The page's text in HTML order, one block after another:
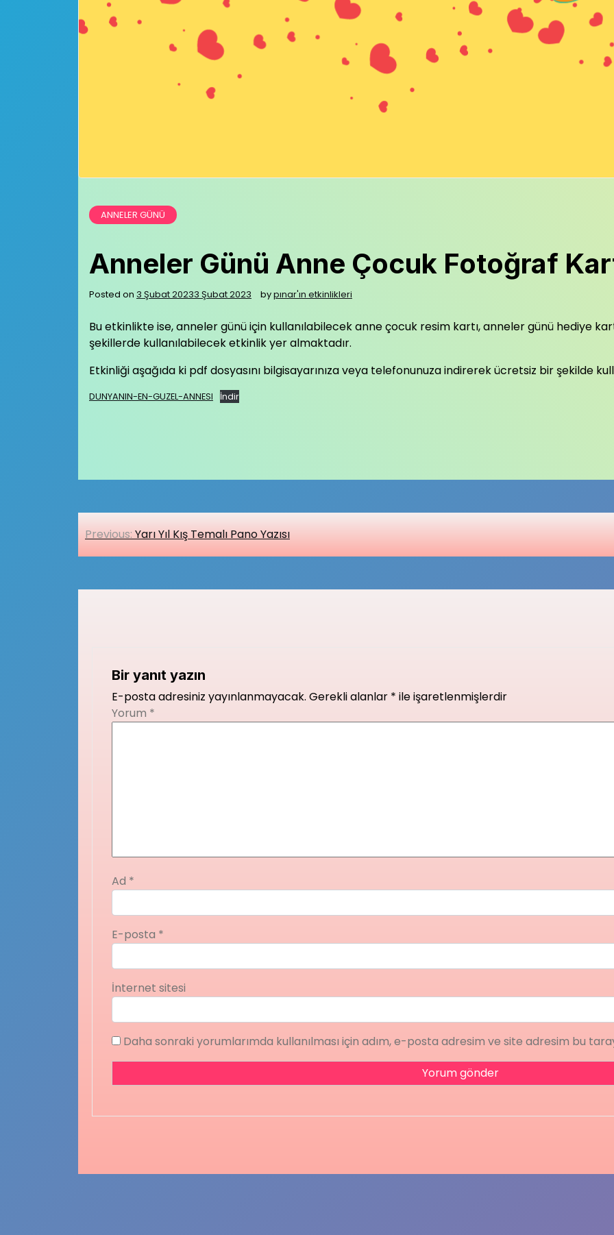
ANNELER GÜNÜ
Anneler Günü Anne Çocuk Fotoğraf
Posted on 3 Şubat 20233 Şubat 2023 bypınar'ın etkinlikleri
Bu etkinlikte ise, anneler günü için kullanılabilecek anne çocuk resim kartı, anneler günü hediye
şekillerde kullanılabilecek etkinlik yer almaktadır.
Etkinliği aşağıda ki pdf dosyasını bilgisayarınıza veya telefonunuza indirerek ücretsiz bir şekilde
DUNYANIN-EN-GUZEL-ANNESI İndir
Yazı
gezinmesi
Previous: Yarı Yıl Kış Temalı Pano Yazısı
Bir yanıt yazın
E-posta adresiniz yayınlanmayacak. Gerekli alanlar * ile işaretlenmişlerdir
Yorum *
Ad *
E-posta *
İnternet sitesi
Daha sonraki yorumlarımda kullanılması için adım, e-posta adresim ve site adresim bu